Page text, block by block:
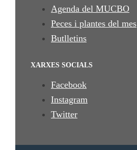
Agenda del MUCBO
Peces i plantes del mes
Butlletins
XARXES SOCIALS
Facebook
Instagram
Twitter